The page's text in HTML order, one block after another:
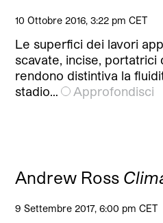
10 Ottobre 2016, 3:22 pm CET
Le superfici dei lavori
scavate, incise, portatrici
rendono distintiva la
stadio…
Approfondisci
Andrew Ross
9 Settembre 2017, 6:00 pm CET